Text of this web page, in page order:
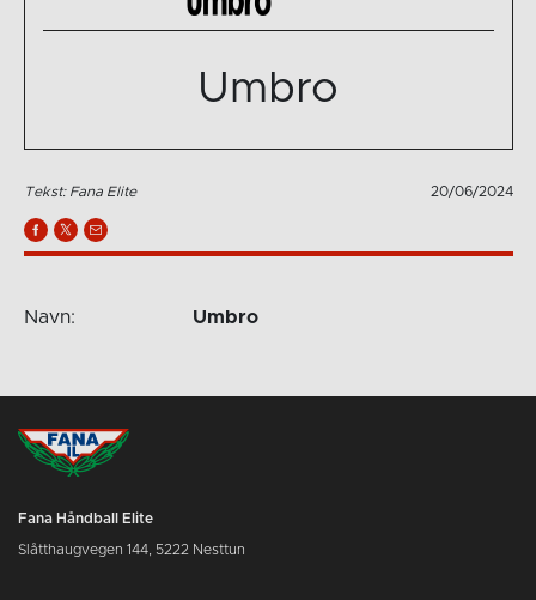
Umbro
Tekst: Fana Elite 20/06/2024
Navn: Umbro
Fana Håndball Elite
Slåtthaugvegen 144, 5222 Nesttun